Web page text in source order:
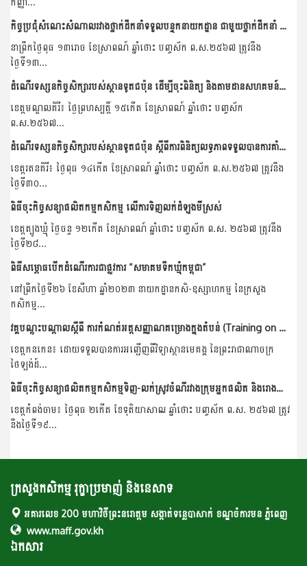
កិច្ចប្រជុំសំណេះសំណាលរវាងថ្នាក់ដឹកនាំទទួលបន្ទុកនាយកដ្ឋាន ជាមួយថ្នាក់ដឹកនាំ និងមន្រ្តីរាជការនៃនាយកដ្ឋានកសិ-ឧស្សាហកម្ម
នាព្រឹកថ្ងៃពុធ ១៣រោច ខែស្រាពណ៍ ឆ្នាំថោះ បញ្ចស័ក ព.ស.២៥៦៧ ត្រូវនឹង
ថ្ងៃទី១៣...
ដំណើរទស្សនកិច្ចសិក្សារបស់ស្ថានទូតជប៉ុន ដើម្បីចុះពិនិត្យ និងតាមដានសហគមន៍កសិកម្ម ដែលទទួលបានការគាំទ្រគម្រោងគូសាណូណេ
ខេត្តមណ្ឌលគិរី៖ ថ្ងៃព្រហស្បត្តិ៍ ១៥កើត ខែស្រាពណ៍ ឆ្នាំថោះ បញ្ចស័ក
ព.ស.២៥៦៧...
ដំណើរទស្សនកិច្ចសិក្សារបស់ស្ថានទូតជប៉ុន ស្តីពីការពិនិត្យលទ្ធភាពទទួលបានការគាំទ្រគម្រោងគូសាណូណេរបស់សហគមន៍កសិកម្ម
ខេត្តរតនគិរី៖ ថ្ងៃពុធ ១៤កើត ខែស្រាពណ៍ ឆ្នាំថោះ បញ្ចស័ក ព.ស.២៥៦៧ ត្រូវនឹង
ថ្ងៃទី៣០...
ពិធីចុះកិច្ចសន្យាផលិតកម្មកសិកម្ម លើការទិញលក់ដំឡូងមីស្រស់
ខេត្តត្បូងឃ្មុំ ថ្ងៃចន្ទ ១២កើត ខែស្រាពណ៍ ឆ្នាំថោះ បញ្ចស័ក ព.ស. ២៥៦៧ ត្រូវនឹង
ថ្ងៃទី២៨...
ពិធីសម្ភោធបើកដំណើរការជាផ្លូវការ “សមាគមទឹកឃ្មុំកម្ពុជា”
នៅព្រឹកថ្ងៃទី២៦ ខែសីហា ឆ្នាំ២០២៣ នាយកដ្ឋានកសិ-ឧស្សាហកម្ម នៃក្រសួង
កសិកម្ម...
វគ្គបណ្ដុះបណ្ដាលស្ដីពី ការកំណត់អត្តសញ្ញាណគម្រោងក្នុងតំបន់ (Training on Regional Project Identification)
ខេត្តកនកេន៖ ដោយទទួលបានការអញ្ជើញពីវិទ្យាស្ថានមេគង្គ នៃព្រះរាជាណាចក្រ
ថៃឡង់ដ៍...
ពិធីចុះកិច្ចសន្យាផលិតកម្មកសិកម្មទិញ-លក់ស្រូវចំណីរវាងក្រុមអ្នកផលិត និងរោងម៉ាស៊ីនភូមិយើង
ខេត្តកំពង់ចាម៖ ថ្ងៃពុធ ២កើត ខែទុតិយាសាឍ ឆ្នាំថោះ បញ្ចស័ក ព.ស. ២៥៦៧ ត្រូវ
នឹងថ្ងៃទី១៩...
ក្រសួងកសិកម្ម រុក្ខាប្រមាញ់ និងនេសាទ
អគារលេខ 200 មហាវិថីព្រះនរោត្តម សង្កាត់ទន្លេបាសាក់ ខណ្ឌចំការមន ភ្នំពេញ
www.maff.gov.kh
ឯកសារ